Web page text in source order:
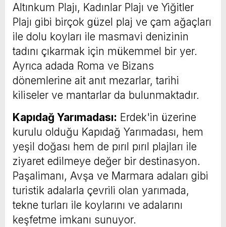
Altınkum Plajı, Kadınlar Plajı ve Yiğitler
Plajı gibi birçok güzel plaj ve çam ağaçları
ile dolu koyları ile masmavi denizinin
tadını çıkarmak için mükemmel bir yer.
Ayrıca adada Roma ve Bizans
dönemlerine ait anıt mezarlar, tarihi
kiliseler ve mantarlar da bulunmaktadır.
Kapıdağ Yarımadası: Erdek'in üzerine
kurulu olduğu Kapıdağ Yarımadası, hem
yeşil doğası hem de pırıl pırıl plajları ile
ziyaret edilmeye değer bir destinasyon.
Paşalimanı, Avşa ve Marmara adaları gibi
turistik adalarla çevrili olan yarımada,
tekne turları ile koylarını ve adalarını
keşfetme imkanı sunuyor.